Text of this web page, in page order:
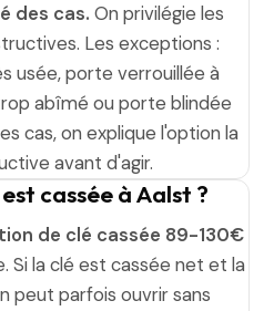
des cas. On privilégie les
Les exceptions :
usée, porte verrouillée à
abîmé ou porte blindée
cas, on explique l'option la
avant d'agir.
cassée à Aalst ?
de clé cassée 89-130€
Si la clé est cassée net et la
peut parfois ouvrir sans